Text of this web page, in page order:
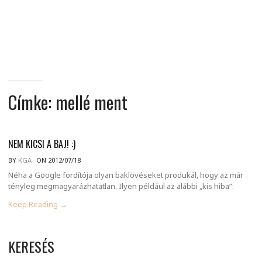
Címke: mellé ment
NEM KICSI A BAJ! :)
BY KGA ON 2012/07/18
Néha a Google fordítója olyan baklövéseket produkál, hogy az már
tényleg megmagyarázhatatlan. Ilyen például az alábbi „kis hiba”:
Keep Reading →
KERESÉS